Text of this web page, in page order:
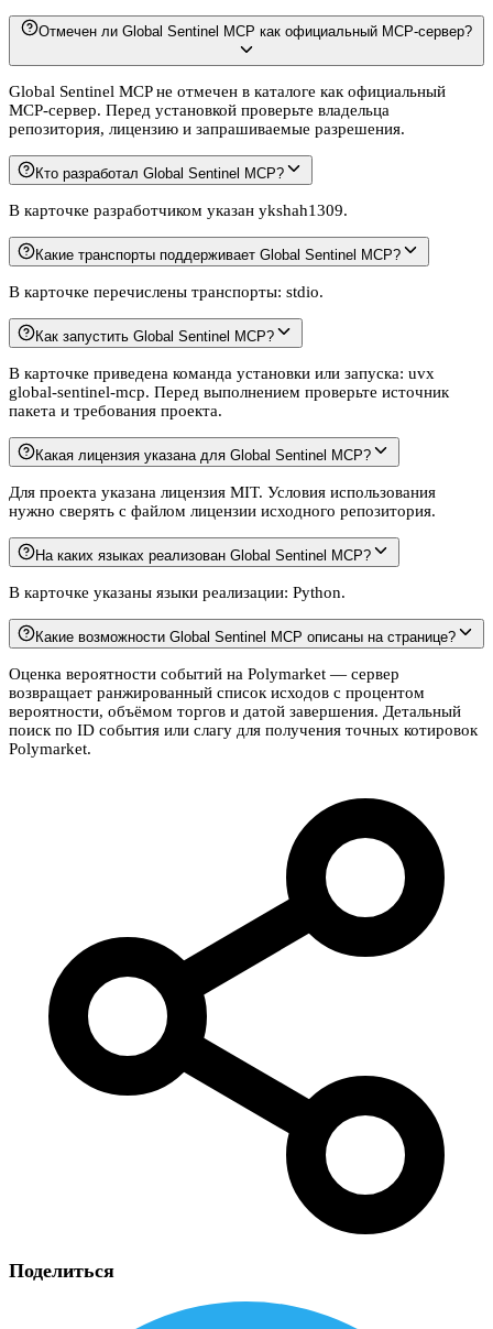
Отмечен ли Global Sentinel MCP как официальный MCP-сервер?
Global Sentinel MCP не отмечен в каталоге как официальный
MCP-сервер. Перед установкой проверьте владельца
репозитория, лицензию и запрашиваемые разрешения.
Кто разработал Global Sentinel MCP?
В карточке разработчиком указан ykshah1309.
Какие транспорты поддерживает Global Sentinel MCP?
В карточке перечислены транспорты: stdio.
Как запустить Global Sentinel MCP?
В карточке приведена команда установки или запуска: uvx
global-sentinel-mcp. Перед выполнением проверьте источник
пакета и требования проекта.
Какая лицензия указана для Global Sentinel MCP?
Для проекта указана лицензия MIT. Условия использования
нужно сверять с файлом лицензии исходного репозитория.
На каких языках реализован Global Sentinel MCP?
В карточке указаны языки реализации: Python.
Какие возможности Global Sentinel MCP описаны на странице?
Оценка вероятности событий на Polymarket — сервер
возвращает ранжированный список исходов с процентом
вероятности, объёмом торгов и датой завершения. Детальный
поиск по ID события или слагу для получения точных котировок
Polymarket.
Поделиться